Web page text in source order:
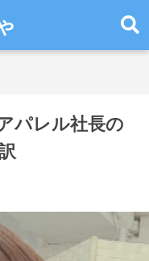
パレル社長の